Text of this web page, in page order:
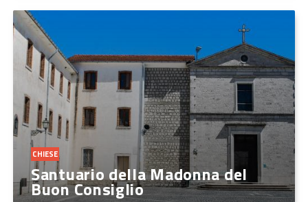
CHIESE
Santuario della Madonna del
Buon Consiglio